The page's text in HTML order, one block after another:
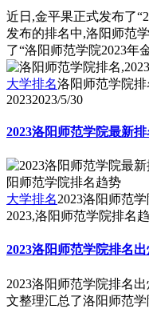
近日,金平果正式发布了
发布的排名中,洛阳师范
了“洛阳师范学院2023年
大学排名洛阳师范学院排
20232023/5/30
2023洛阳师范学院最新
大学排名2023洛阳师范
2023,洛阳师范学院排名
2023洛阳师范学院排名
2023洛阳师范学院排名
文整理汇总了洛阳师范